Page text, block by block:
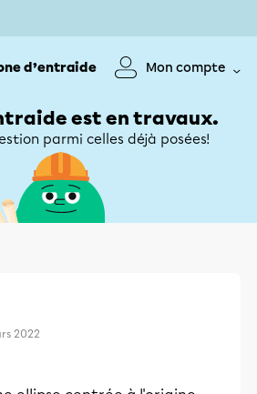
d’entraide Mon compte
est en travaux.
parmi celles déjà posées!
2022